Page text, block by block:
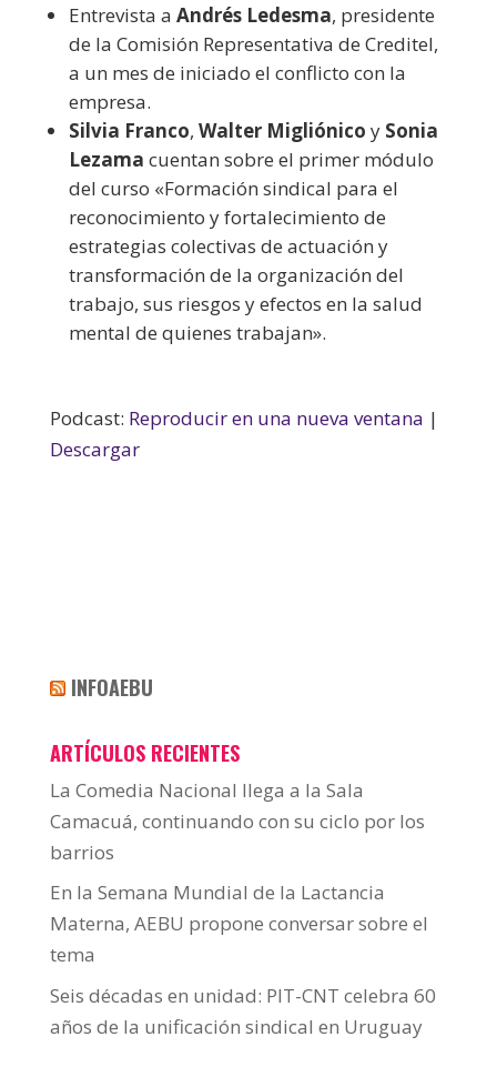
Entrevista a Andrés Ledesma, presidente
de la Comisión Representativa de Creditel,
a un mes de iniciado el conflicto con la
empresa.
Silvia Franco, Walter Migliónico y Sonia
Lezama cuentan sobre el primer módulo
del curso «Formación sindical para el
reconocimiento y fortalecimiento de
estrategias colectivas de actuación y
transformación de la organización del
trabajo, sus riesgos y efectos en la salud
mental de quienes trabajan».
Podcast: Reproducir en una nueva ventana |
Descargar
INFOAEBU
ARTÍCULOS RECIENTES
La Comedia Nacional llega a la Sala
Camacuá, continuando con su ciclo por los
barrios
En la Semana Mundial de la Lactancia
Materna, AEBU propone conversar sobre el
tema
Seis décadas en unidad: PIT-CNT celebra 60
años de la unificación sindical en Uruguay